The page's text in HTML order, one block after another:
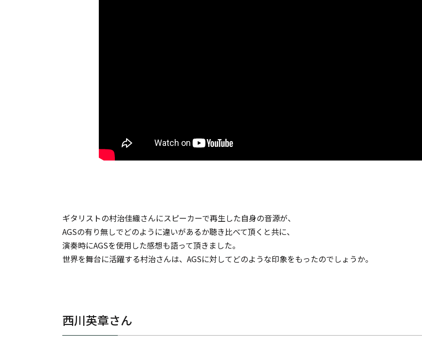
ギタリストの村治佳織さんにスピーカーで再生した自身の音源が、
AGSの有り無しでどのように違いがあるか聴き比べて頂くと共に、
演奏時にAGSを使用した感想も語って頂きました。
世界を舞台に活躍する村治さんは、AGSに対してどのような印象をもったのでしょうか。
西川英章さん